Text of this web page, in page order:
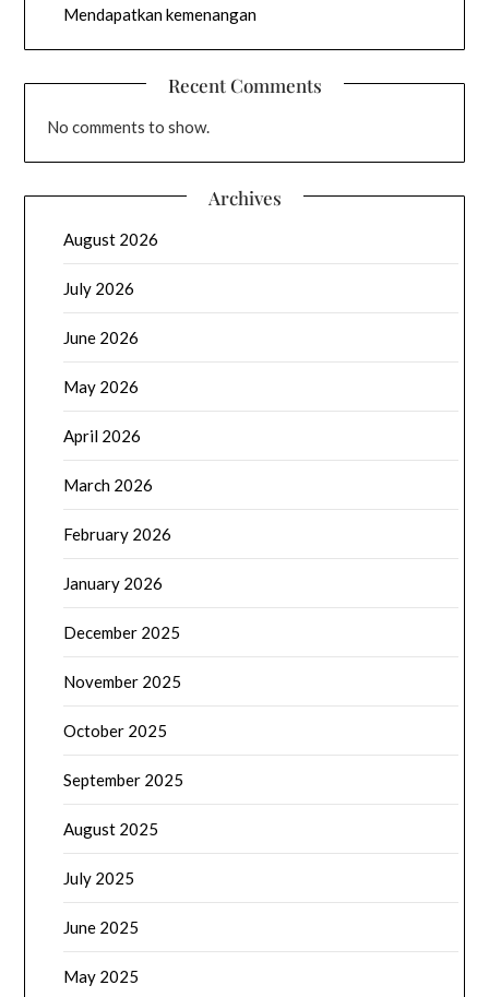
Mendapatkan kemenangan
Recent Comments
No comments to show.
Archives
August 2026
July 2026
June 2026
May 2026
April 2026
March 2026
February 2026
January 2026
December 2025
November 2025
October 2025
September 2025
August 2025
July 2025
June 2025
May 2025